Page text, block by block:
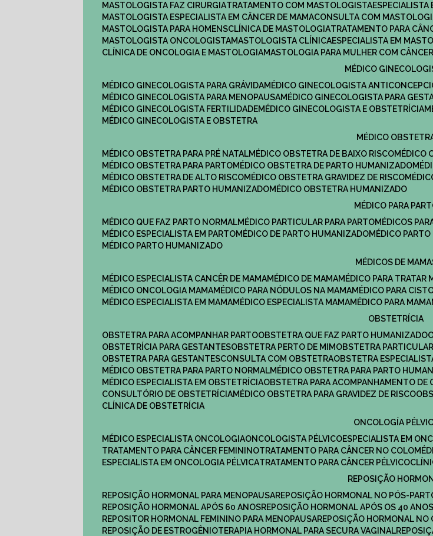
MASTOLOGISTA FAZ CIRURGIA
TRATAMENTO COM MASTOLOGISTA
MASTOLOGISTA ESPECIALISTA EM CÂNCER DE MAMA
CONSULTA COM
MASTOLOGISTA PARA HOMENS
CLÍNICA DE MASTOLOGIA TRATAMENTO PARA
MASTOLOGISTA ONCOLOGISTA
MASTOLOGISTA CLÍNICA ESPECIALISTA EM
CLÍNICA DE ONCOLOGIA E MASTOLOGIA
MASTOLOGIA PARA MULHER COM CÂNCER
MÉDICO
MÉDICO GINECOLOGISTA PARA GRÁVIDA
MÉDICO GINECOLOGISTA
MÉDICO GINECOLOGISTA PARA MENOPAUSA
MÉDICO GINECOLOGISTA PARA
MÉDICO GINECOLOGISTA FERTILIDADE
MÉDICO GINECOLOGISTA E OBSTETRÍCIA
MÉDICO GINECOLOGISTA E OBSTETRA
MÉDICO
MÉDICO OBSTETRA PARA PRÉ NATAL
MÉDICO OBSTETRA DE BAIXO RISCO
MÉDICO OBSTETRA PARA PARTO
MÉDICO OBSTETRA DE PARTO HUMANIZADO
MÉDICO OBSTETRA DE ALTO RISCO
MÉDICO OBSTETRA GRAVIDEZ DE RISCO
MÉDICO OBSTETRA PARTO HUMANIZADO
MÉDICO OBSTETRA HUMANIZADO
MÉDICO PARA
MÉDICO QUE FAZ PARTO NORMAL
MÉDICO PARTICULAR PARA PARTO MÉDICOS
MÉDICO ESPECIALISTA EM PARTO
MÉDICO DE PARTO HUMANIZADO MÉDICO
MÉDICO PARTO HUMANIZADO
MÉDICOS DE
MÉDICO ESPECIALISTA CANCÊR DE MAMA
MÉDICO DE MAMA MÉDICO PARA TRATAR
MÉDICO ONCOLOGIA MAMA
MÉDICO PARA NÓDULOS NA MAMA MÉDICO PARA
MÉDICO ESPECIALISTA EM MAMA
MÉDICO ESPECIALISTA MAMA MÉDICO PARA MAMA
OBSTETRÍCIA
OBSTETRA PARA ACOMPANHAR PARTO
OBSTETRA QUE FAZ PARTO HUMANIZADO
OBSTETRÍCIA PARA GESTANTES
OBSTETRA PERTO DE MIM OBSTETRA PARTICULAR
OBSTETRA PARA GESTANTES
CONSULTA COM OBSTETRA OBSTETRA
MÉDICO OBSTETRA PARA PARTO NORMAL
MÉDICO OBSTETRA PARA PARTO
MÉDICO ESPECIALISTA EM OBSTETRÍCIA
OBSTETRA PARA ACOMPANHAMENTO DE
CONSULTÓRIO DE OBSTETRÍCIA
MÉDICO OBSTETRA PARA GRAVIDEZ DE RISCO
CLÍNICA DE OBSTETRÍCIA
ONCOLOGÍA
MÉDICO ESPECIALISTA ONCOLOGIA
ONCOLOGISTA PÉLVICO ESPECIALISTA EM
TRATAMENTO PARA CÂNCER FEMININO
TRATAMENTO PARA CÂNCER NO COLO
ESPECIALISTA EM ONCOLOGIA PÉLVICA
TRATAMENTO PARA CÂNCER PÉLVICO
REPOSIÇÃO
REPOSIÇÃO HORMONAL PARA MENOPAUSA
REPOSIÇÃO HORMONAL NO PÓS-
REPOSIÇÃO HORMONAL APÓS 60 ANOS
REPOSIÇÃO HORMONAL APÓS OS 40 ANOS
REPOSITOR HORMONAL FEMININO PARA MENOPAUSA
REPOSIÇÃO HORMONAL
REPOSIÇÃO DE ESTROGÊNIO
TERAPIA HORMONAL PARA SECURA VAGINAL